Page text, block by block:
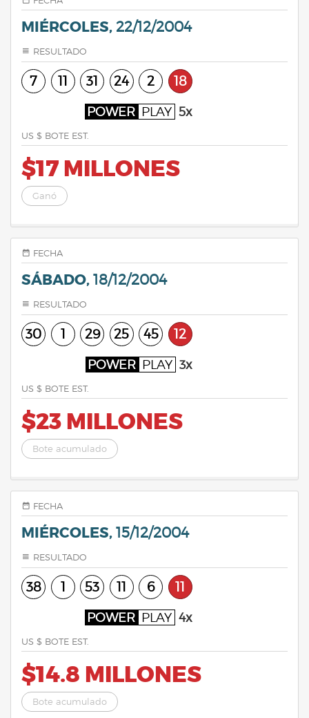
MIÉRCOLES, 22/12/2004
RESULTADO
7 11 31 24 2 18
POWER PLAY 5x
US $ BOTE EST.
$17 MILLONES
Ganó
FECHA
SÁBADO, 18/12/2004
RESULTADO
30 1 29 25 45 12
POWER PLAY 3x
US $ BOTE EST.
$23 MILLONES
Bote acumulado
FECHA
MIÉRCOLES, 15/12/2004
RESULTADO
38 1 53 11 6 11
POWER PLAY 4x
US $ BOTE EST.
$14.8 MILLONES
Bote acumulado